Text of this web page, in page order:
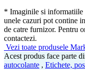
* Imaginile si informatiile
unele cazuri pot contine
de catre furnizor. Pentru
contactezi.
Vezi toate produsele
Acest produs face parte
autocolante , Etichete,